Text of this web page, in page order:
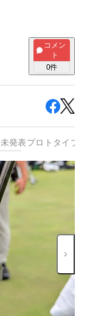
コメン
ト
0件
未発表プロトタイプ